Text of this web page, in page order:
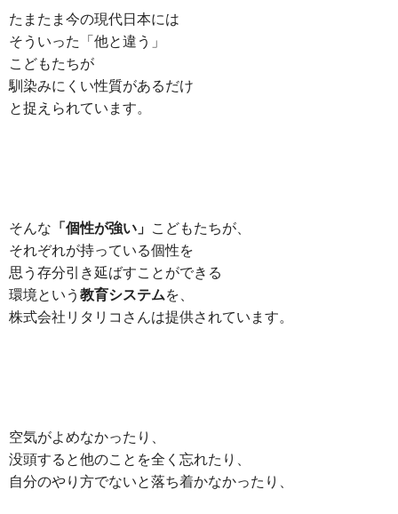
たまたま今の現代日本には
そういった「他と違う」
こどもたちが
馴染みにくい性質があるだけ
と捉えられています。
そんな 「個性が強い」 こどもたちが、
それぞれが持っている個性を
思う存分引き延ばすことができる
環境という教育システムを、
株式会社リタリコさんは提供されています。
空気がよめなかったり、
没頭すると他のことを全く忘れたり、
自分のやり方でないと落ち着かなかったり、